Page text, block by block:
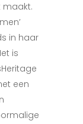
maakt.
in haar
is
een